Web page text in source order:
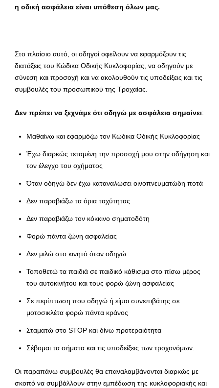
η οδική ασφάλεια είναι υπόθεση όλων μας.
Στο πλαίσιο αυτό, οι οδηγοί οφείλουν να εφαρμόζουν τις
διατάξεις του Κώδικα Οδικής Κυκλοφορίας, να οδηγούν με
σύνεση και προσοχή και να ακολουθούν τις υποδείξεις και τις
συμβουλές του προσωπικού της Τροχαίας.
Δεν πρέπει να ξεχνάμε ότι οδηγώ με ασφάλεια σημαίνει:
Μαθαίνω και εφαρμόζω τον Κώδικα Οδικής Κυκλοφορίας
Έχω διαρκώς τεταμένη την προσοχή μου στην οδήγηση και
τον έλεγχο του οχήματος
Όταν οδηγώ δεν έχω καταναλώσει οινοπνευματώδη ποτά
Δεν παραβιάζω τα όρια ταχύτητας
Δεν παραβιάζω τον κόκκινο σηματοδότη
Φορώ πάντα ζώνη ασφαλείας
Δεν μιλώ στο κινητό όταν οδηγώ
Τοποθετώ τα παιδιά σε παιδικό κάθισμα στο πίσω μέρος
του αυτοκινήτου και τους φορώ ζώνη ασφαλείας
Σε περίπτωση που οδηγώ ή είμαι συνεπιβάτης σε
μοτοσικλέτα φορώ πάντα κράνος
Σταματώ στο STOP και δίνω προτεραιότητα
Σέβομαι τα σήματα και τις υποδείξεις των τροχονόμων.
Οι παραπάνω συμβουλές θα επαναλαμβάνονται διαρκώς με
σκοπό να συμβάλλουν στην εμπέδωση της κυκλοφοριακής και